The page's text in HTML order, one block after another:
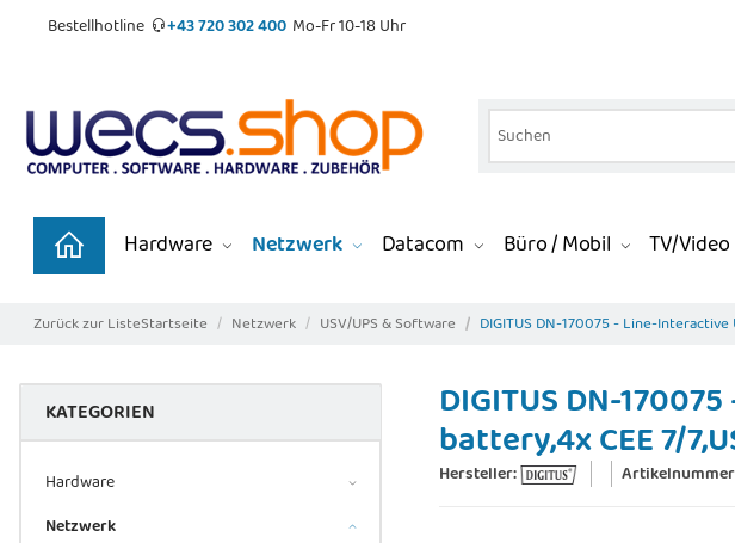
Bestellhotline +43 720 302 400 Mo-Fr 10-18 Uhr
Hardware Netzwerk Datacom Büro / Mobil TV/Video
Zurück zur ListeStartseite Netzwerk USV/UPS & Software DIGITUS DN-170075 - Line-Interactive
DIGITUS DN-
battery,4x CEE 7/
Hersteller:
KATEGORIEN
Hardware
Netzwerk